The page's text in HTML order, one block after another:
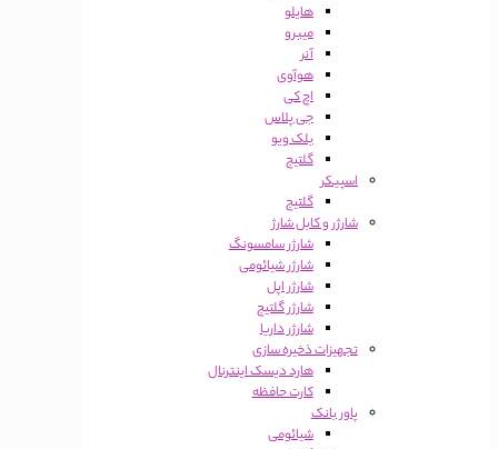
هایلو
میبرو
آنر
هوآوی
اچ کی
جی پلاس
بلک ویو
گلتیج
اسپیکر
گلتیج
شارژر و کابل شارژ
شارژر سامسونگ
شارژر شیائومی
شارژر اپل
شارژر گلتیج
شارژر داریا
تجهیزات ذخیره سازی
هارد دیسک اینترنال
کارت حافظه
پاور بانک
شیائومی